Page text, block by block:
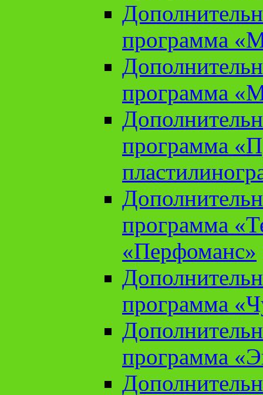
программа
программа
программа
программа
«Перфоманс»
программа
программа